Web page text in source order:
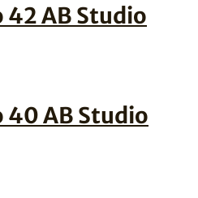
42 AB Studio
40 AB Studio